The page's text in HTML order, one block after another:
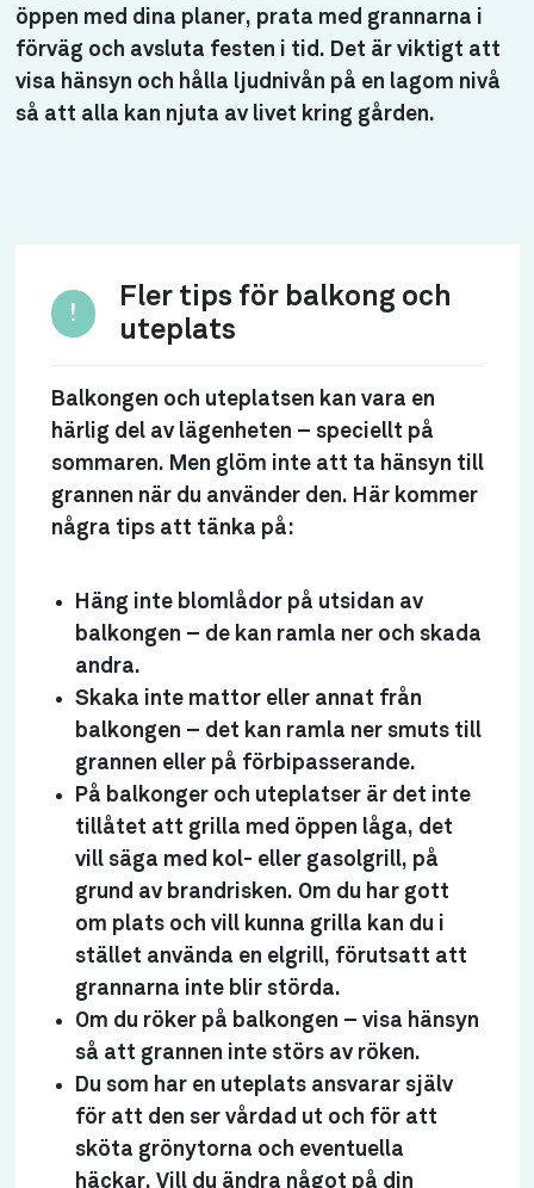
öppen med dina planer, prata med grannarna i
förväg och avsluta festen i tid. Det är viktigt att
visa hänsyn och hålla ljudnivån på en lagom nivå
så att alla kan njuta av livet kring gården.
!
Fler tips för balkong och
uteplats
Balkongen och uteplatsen kan vara en
härlig del av lägenheten – speciellt på
sommaren. Men glöm inte att ta hänsyn till
grannen när du använder den. Här kommer
några tips att tänka på:
Häng inte blomlådor på utsidan av
balkongen – de kan ramla ner och skada
andra.
Skaka inte mattor eller annat från
balkongen – det kan ramla ner smuts till
grannen eller på förbipasserande.
På balkonger och uteplatser är det inte
tillåtet att grilla med öppen låga, det
vill säga med kol- eller gasolgrill, på
grund av brandrisken. Om du har gott
om plats och vill kunna grilla kan du i
stället använda en elgrill, förutsatt att
grannarna inte blir störda.
Om du röker på balkongen – visa hänsyn
så att grannen inte störs av röken.
Du som har en uteplats ansvarar själv
för att den ser vårdad ut och för att
sköta grönytorna och eventuella
häckar. Vill du ändra något på din